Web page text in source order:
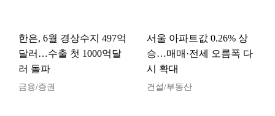
한은, 6월 경상수지 497억
달러…수출 첫 1000억달
러 돌파
금융/증권
서울 아파트값 0.26% 상
승…매매·전세 오름폭 다
시 확대
건설/부동산